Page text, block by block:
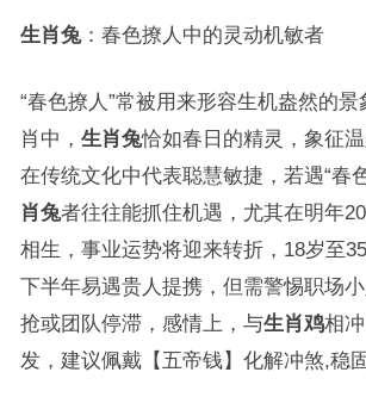
生肖兔：春色撩人中的灵动机敏者
“春色撩人”常被用来形容生机盎然的
肖中， 生肖兔恰如春日的精灵，象征
在传统文化中代表聪慧敏捷，若遇“春
肖兔者往往能抓住机遇，尤其在明年
相生，事业运势将迎来转折，18岁至
下半年易遇贵人提携，但需警惕职场
抢或团队停滞，感情上，与生肖鸡相
发，建议佩戴【五帝钱】化解冲煞,稳